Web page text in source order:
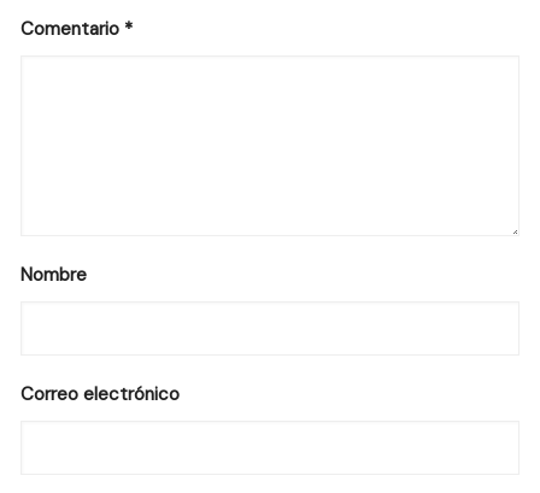
Comentario *
Nombre
Correo electrónico